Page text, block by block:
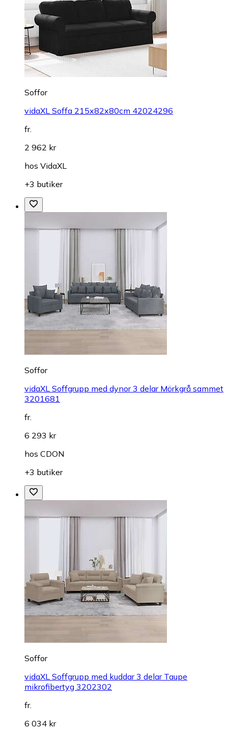
Soffor
vidaXL Soffa 215x82x80cm 42024296
fr.
2 962 kr
hos VidaXL
+3 butiker
Soffor
vidaXL Soffgrupp med dynor 3 delar Mörkgrå sammet
3201681
fr.
6 293 kr
hos CDON
+3 butiker
Soffor
vidaXL Soffgrupp med kuddar 3 delar Taupe
mikrofibertyg 3202302
fr.
6 034 kr